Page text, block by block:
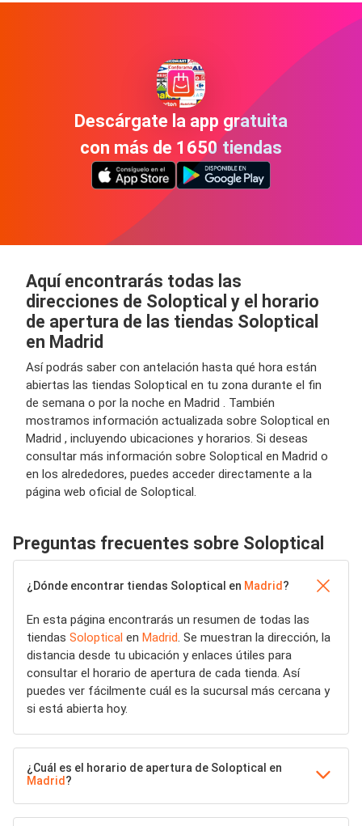
Descárgate la app gratuita
con más de 1650 tiendas
Aquí encontrarás todas las
direcciones de Soloptical y el horario
de apertura de las tiendas Soloptical
en Madrid
Así podrás saber con antelación hasta qué hora están
abiertas las tiendas Soloptical en tu zona durante el fin
de semana o por la noche en Madrid . También
mostramos información actualizada sobre Soloptical en
Madrid , incluyendo ubicaciones y horarios. Si deseas
consultar más información sobre Soloptical en Madrid o
en los alrededores, puedes acceder directamente a la
página web oficial de Soloptical.
Preguntas frecuentes sobre Soloptical
¿Dónde encontrar tiendas Soloptical en Madrid ?
En esta página encontrarás un resumen de todas las
tiendas Soloptical en Madrid. Se muestran la dirección, la
distancia desde tu ubicación y enlaces útiles para
consultar el horario de apertura de cada tienda. Así
puedes ver fácilmente cuál es la sucursal más cercana y
si está abierta hoy.
¿Cuál es el horario de apertura de Soloptical en
Madrid ?